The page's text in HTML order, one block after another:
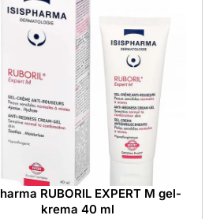
RUBORIL EXPERT M gel-
krema 40 ml